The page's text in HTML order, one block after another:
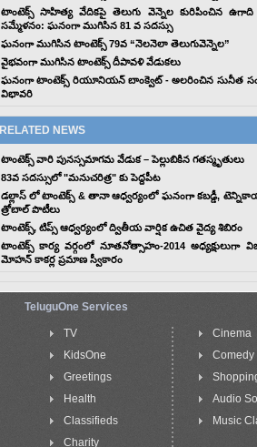
టాంటెక్స్ సాహిత్య వేదికపై తెలుగు వెన్నెల కురిపించిన ఉగాది
సమ్మేళనం: ఘనంగా ముగిసిన 81 వ సదస్సు
ఘనంగా ముగిసిన టాంటెక్స్ 79వ “నెలనెలా తెలుగువెన్నెల”
వైభవంగా ముగిసిన టాంటెక్స్ దీపావళి వేడుకలు
ఘనంగా టాంటెక్స్ రియూనియన్ బాంక్వెట్ - అలరించిన సునీత
విభావరి
RELATED NEWS
టాంటెక్స్ వారి పునస్సమాగమ వేడుక – పెల్లుబికిన గతస్మృతులు
83వ సదస్సులో "మనుచరిత్ర" కు పెద్దపీట
డల్లాస్ లో టాంటెక్స్ & తానా ఆధ్వర్యంలో ఘనంగా కబడ్డీ,
త్రోబాల్ పొటీలు
టాంటెక్స్, టిప్స్ ఆధ్వర్యంలో ద్వితీయ వార్షిక ఉచిత వైద్య శిబిరం
టాంటెక్స్ కార్య వర్గంలో నూతనోత్సాహం-2014 అధ్యక్షులుగా
మోహన్ కాకర్ల ప్రమాణ స్వీకారం
TeluguOne Services
TV
KidsOne
Greetings
Health
Classifieds
Charity
Cinema
Comedy
Audio
Music